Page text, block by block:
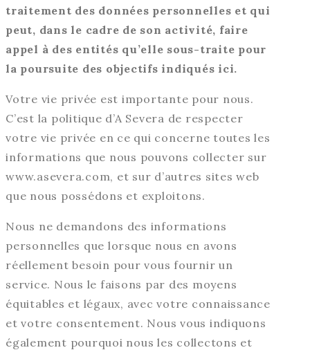
traitement des données personnelles et qui
peut, dans le cadre de son activité, faire
appel à des entités qu’elle sous-traite pour
la poursuite des objectifs indiqués ici.
Votre vie privée est importante pour nous.
C’est la politique d’A Severa de respecter
votre vie privée en ce qui concerne toutes les
informations que nous pouvons collecter sur
www.asevera.com, et sur d’autres sites web
que nous possédons et exploitons.
Nous ne demandons des informations
personnelles que lorsque nous en avons
réellement besoin pour vous fournir un
service. Nous le faisons par des moyens
équitables et légaux, avec votre connaissance
et votre consentement. Nous vous indiquons
également pourquoi nous les collectons et